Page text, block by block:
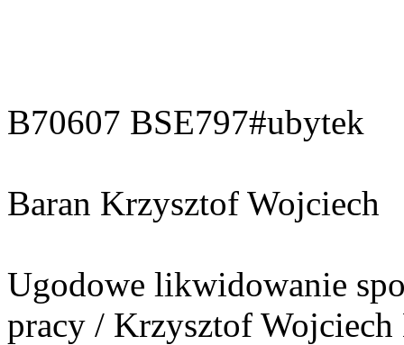
B70607 BSE797#ubytek
Baran Krzysztof Wojciech
Ugodowe likwidowanie
pracy / Krzysztof